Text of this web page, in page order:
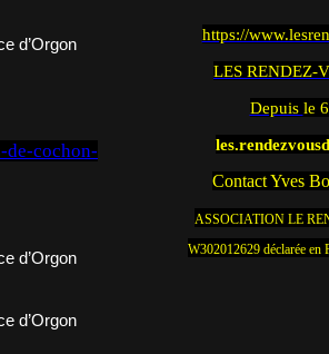
de-cochon-
https://
LES RENDEZ-
Depuis le
Contact Yves
ASSOCIATION LE
W302012629 déclarée en